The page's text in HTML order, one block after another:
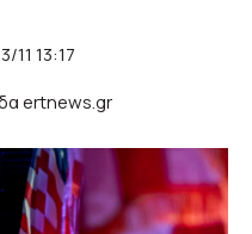
11 13:17
ertnews.gr